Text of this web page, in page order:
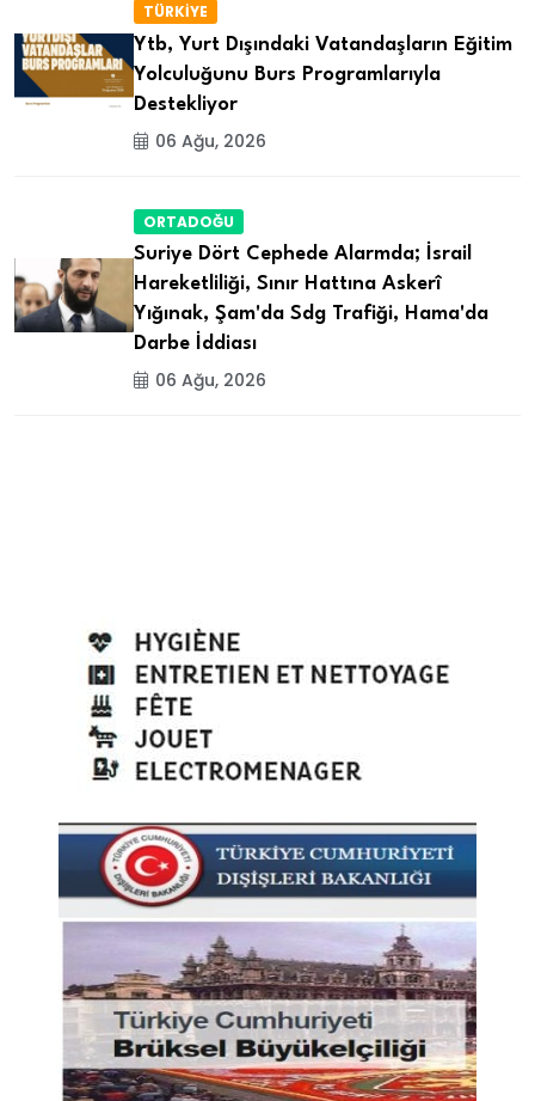
TÜRKİYE
Ytb, Yurt Dışındaki Vatandaşların Eğitim
Yolculuğunu Burs Programlarıyla
Destekliyor
06 Ağu, 2026
ORTADOĞU
Suriye Dört Cephede Alarmda; İsrail
Hareketliliği, Sınır Hattına Askerî
Yığınak, Şam'da Sdg Trafiği, Hama'da
Darbe İddiası
06 Ağu, 2026